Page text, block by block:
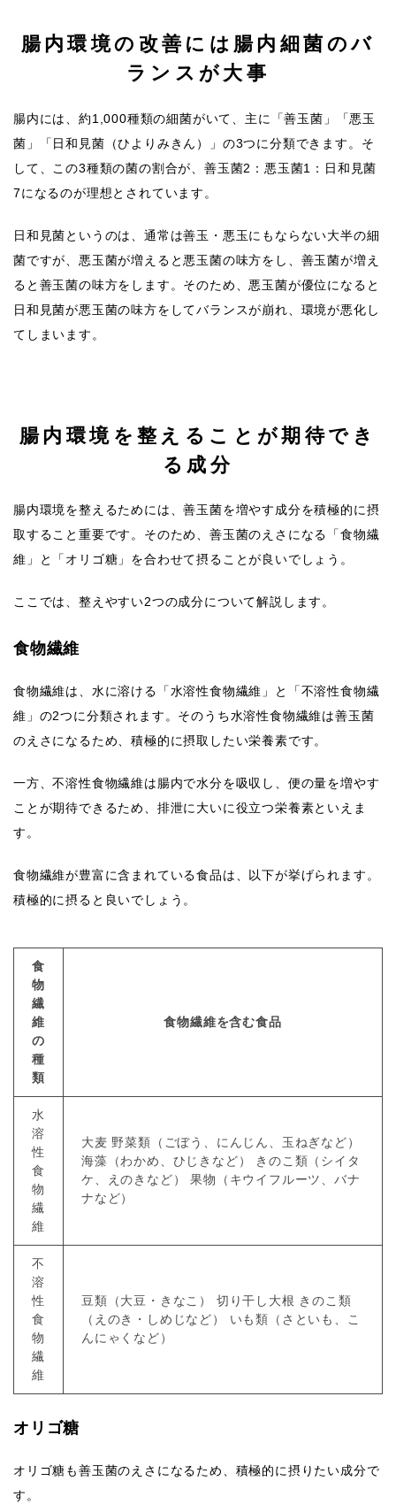
腸内環境の改善には腸内細菌のバ
ランスが大事
腸内には、約1,000種類の細菌がいて、主に「善玉菌」「悪玉
菌」「日和見菌（ひよりみきん）」の3つに分類できます。そ
して、この3種類の菌の割合が、善玉菌2：悪玉菌1：日和見菌
7になるのが理想とされています。
日和見菌というのは、通常は善玉・悪玉にもならない大半の細
菌ですが、悪玉菌が増えると悪玉菌の味方をし、善玉菌が増え
ると善玉菌の味方をします。そのため、悪玉菌が優位になると
日和見菌が悪玉菌の味方をしてバランスが崩れ、環境が悪化し
てしまいます。
腸内環境を整えることが期待でき
る成分
腸内環境を整えるためには、善玉菌を増やす成分を積極的に摂
取すること重要です。そのため、善玉菌のえさになる「食物繊
維」と「オリゴ糖」を合わせて摂ることが良いでしょう。
ここでは、整えやすい2つの成分について解説します。
食物繊維
食物繊維は、水に溶ける「水溶性食物繊維」と「不溶性食物繊
維」の2つに分類されます。そのうち水溶性食物繊維は善玉菌
のえさになるため、積極的に摂取したい栄養素です。
一方、不溶性食物繊維は腸内で水分を吸収し、便の量を増やす
ことが期待できるため、排泄に大いに役立つ栄養素といえま
す。
食物繊維が豊富に含まれている食品は、以下が挙げられます。
積極的に摂ると良いでしょう。
食
物
繊
維
の
種
類
食物繊維を含む食品
水
溶
性
食
物
繊
維
大麦 野菜類（ごぼう、にんじん、玉ねぎなど）
海藻（わかめ、ひじきなど） きのこ類（シイタ
ケ、えのきなど） 果物（キウイフルーツ、バナ
ナなど）
不
溶
性
食
物
繊
維
豆類（大豆・きなこ） 切り干し大根 きのこ類
（えのき・しめじなど） いも類（さといも、こ
んにゃくなど）
オリゴ糖
オリゴ糖も善玉菌のえさになるため、積極的に摂りたい成分で
す。